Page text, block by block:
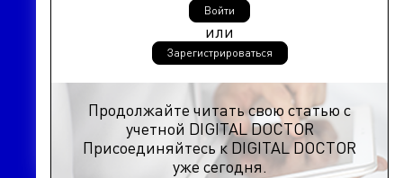
Войти
или
Зарегистрироваться
Продолжайте читать свою статью с
учетной DIGITAL DOCTOR
Присоединяйтесь к DIGITAL DOCTOR
уже сегодня.